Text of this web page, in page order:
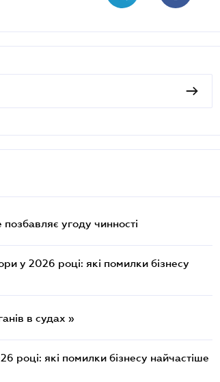
угоду чинності
у 2026 році: які помилки бізнесу
в судах »
році: які помилки бізнесу найчастіше